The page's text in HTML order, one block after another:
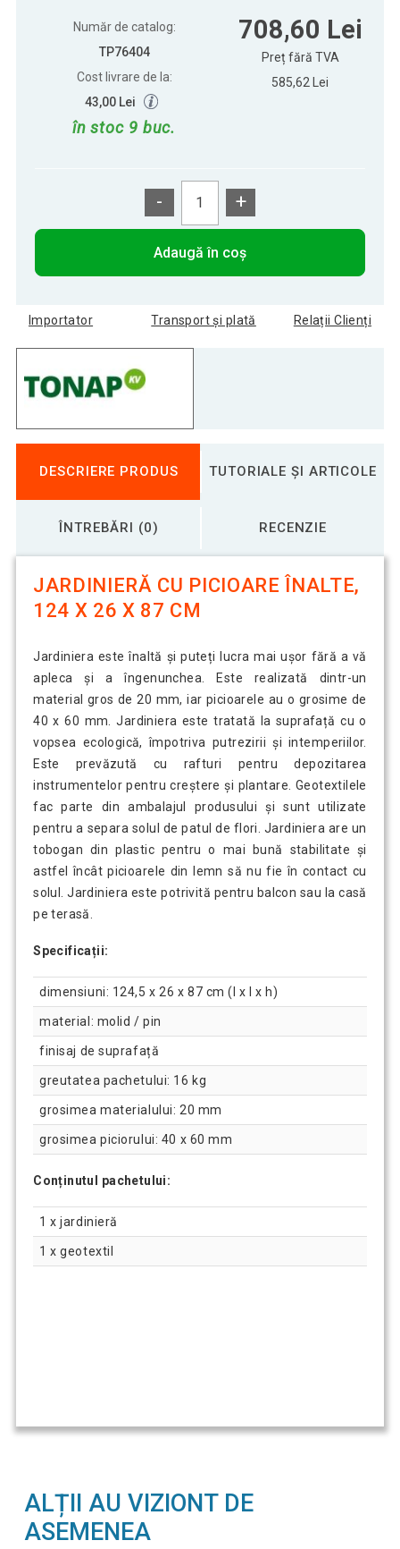
Număr de catalog:
TP76404
Cost livrare de la:
43,00 Lei
în stoc 9 buc.
708,60 Lei
Preț fără TVA
585,62 Lei
- +
Adaugă în coș
Importator Transport și plată Relații Clienți
DESCRIERE PRODUS TUTORIALE ȘI ARTICOLE
ÎNTREBĂRI (0) RECENZIE
JARDINIERĂ CU PICIOARE ÎNALTE,
124 X 26 X 87 CM
Jardiniera este înaltă și puteți lucra mai ușor fără a vă
apleca și a îngenunchea. Este realizată dintr-un
material gros de 20 mm, iar picioarele au o grosime de
40 x 60 mm. Jardiniera este tratată la suprafață cu o
vopsea ecologică, împotriva putrezirii și intemperiilor.
Este prevăzută cu rafturi pentru depozitarea
instrumentelor pentru creștere și plantare. Geotextilele
fac parte din ambalajul produsului și sunt utilizate
pentru a separa solul de patul de flori. Jardiniera are un
tobogan din plastic pentru o mai bună stabilitate și
astfel încât picioarele din lemn să nu fie în contact cu
solul. Jardiniera este potrivită pentru balcon sau la casă
pe terasă.
Specificații:
dimensiuni: 124,5 x 26 x 87 cm (l x l x h)
material: molid / pin
finisaj de suprafață
greutatea pachetului: 16 kg
grosimea materialului: 20 mm
grosimea piciorului: 40 x 60 mm
Conținutul pachetului:
1 x jardinieră
1 x geotextil
ALȚII AU VIZIONT DE
ASEMENEA